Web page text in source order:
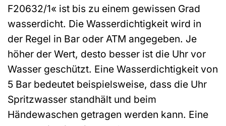
F20632/1« ist bis zu einem gewissen Grad
wasserdicht. Die Wasserdichtigkeit wird in
der Regel in Bar oder ATM angegeben. Je
höher der Wert, desto besser ist die Uhr vor
Wasser geschützt. Eine Wasserdichtigkeit von
5 Bar bedeutet beispielsweise, dass die Uhr
Spritzwasser standhält und beim
Händewaschen getragen werden kann. Eine